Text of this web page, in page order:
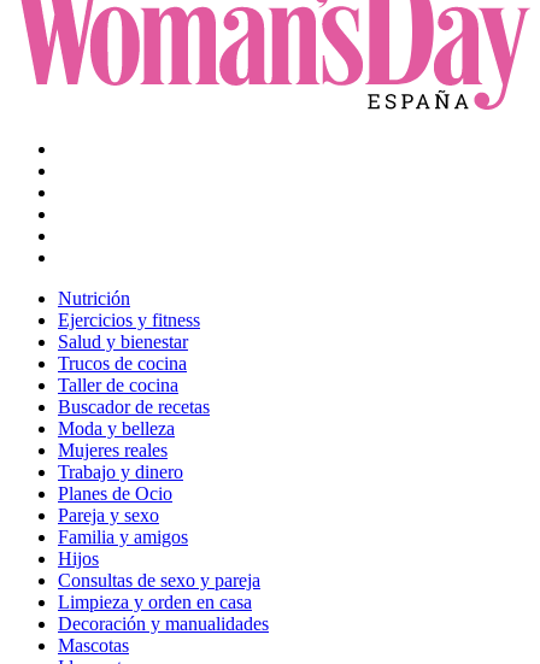
Nutrición
Ejercicios y fitness
Salud y bienestar
Trucos de cocina
Taller de cocina
Buscador de recetas
Moda y belleza
Mujeres reales
Trabajo y dinero
Planes de Ocio
Pareja y sexo
Familia y amigos
Hijos
Consultas de sexo y pareja
Limpieza y orden en casa
Decoración y manualidades
Mascotas